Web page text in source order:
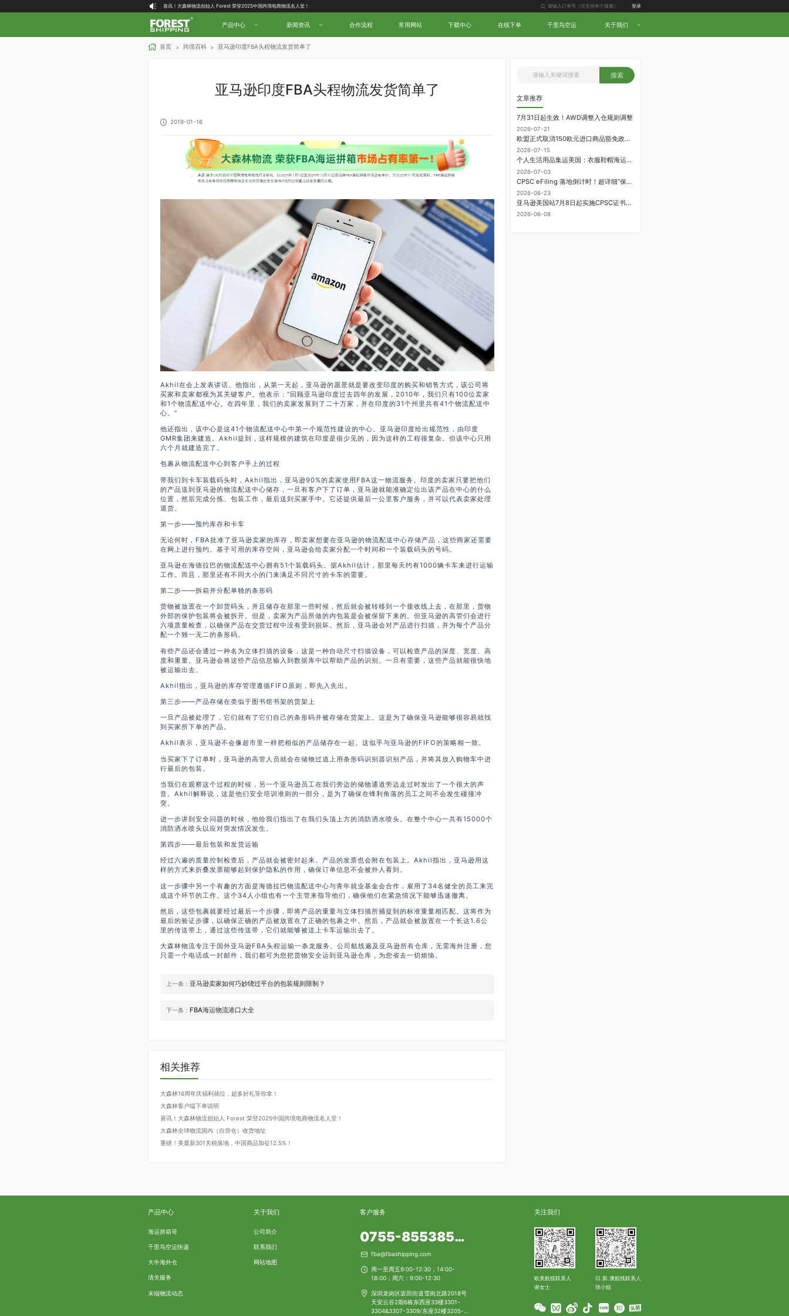
喜讯！大森林物流创始人 Forest 荣登2025中国跨境电商物流名人堂！
大森林全球物流国内（自营仓）收货地址
大森林16周年庆福利就位，超多好礼等你拿！
登录
产品中心 新闻资讯 合作流程 常用网站 下载中心 在线下单 千里鸟空运 关于我们
首页 > 跨境百科 > 亚马逊印度FBA头程物流发货简单了
亚马逊印度FBA头程物流发货简单了
2019-01-16
Akhil在会上发表讲话。他指出，从第一天起，亚马逊的愿景就是要改变印度的购买和销售方式，该公司将
买家和卖家都视为其关键客户。他表示：“回顾亚马逊印度过去四年的发展，2010年，我们只有100位卖家
和1个物流配送中心。在四年里，我们的卖家发展到了二十万家，并在印度的31个州里共有41个物流配送中
心。”
他还指出，该中心是这41个物流配送中心中第一个规范性建设的中心。亚马逊印度给出规范性，由印度
GMR集团来建造。Akhil提到，这样规模的建筑在印度是很少见的，因为这样的工程很复杂。但该中心只用
六个月就建造完了。
包裹从物流配送中心到客户手上的过程
带我们到卡车装载码头时，Akhil指出，亚马逊90%的卖家使用FBA这一物流服务。印度的卖家只要把他们
的产品送到亚马逊的物流配送中心储存，一旦有客户下了订单，亚马逊就能准确定位出该产品在中心的什么
位置，然后完成分拣、包装工作，最后送到买家手中。它还提供最后一公里客户服务，并可以代表卖家处理
退货。
第一步——预约库存和卡车
无论何时，FBA批准了亚马逊卖家的库存，即卖家想要在亚马逊的物流配送中心存储产品，这些商家还需要
在网上进行预约。基于可用的库存空间，亚马逊会给卖家分配一个时间和一个装载码头的号码。
亚马逊在海德拉巴的物流配送中心拥有51个装载码头。据Akhil估计，那里每天约有1000辆卡车来进行运输
工作。而且，那里还有不同大小的门来满足不同尺寸的卡车的需要。
第二步——拆箱并分配单独的条形码
货物被放置在一个卸货码头，并且储存在那里一些时候，然后就会被转移到一个接收线上去，在那里，货物
外部的保护包装将会被拆开。但是，卖家为产品所做的内包装是会被保留下来的。但亚马逊的高管们会进行
六项质量检查，以确保产品在交货过程中没有受到损坏。然后，亚马逊会对产品进行扫描，并为每个产品分
配一个独一无二的条形码。
有些产品还会通过一种名为立体扫描的设备，这是一种自动尺寸扫描设备，可以检查产品的深度、宽度、高
度和重量。亚马逊会将这些产品信息输入到数据库中以帮助产品的识别。一旦有需要，这些产品就能很快地
被运输出去。
Akhil指出，亚马逊的库存管理遵循FIFO原则，即先入先出。
第三步——产品存储在类似于图书馆书架的货架上
一旦产品被处理了，它们就有了它们自己的条形码并被存储在货架上。这是为了确保亚马逊能够很容易就找
到买家所下单的产品。
Akhil表示，亚马逊不会像超市里一样把相似的产品储存在一起。这似乎与亚马逊的FIFO的策略相一致。
当买家下了订单时，亚马逊的高管人员就会在储物过道上用条形码识别器识别产品，并将其放入购物车中进
行最后的包装。
当我们在观察这个过程的时候，另一个亚马逊员工在我们旁边的储物通道旁边走过时发出了一个很大的声
音。Akhil解释说，这是他们安全培训准则的一部分，是为了确保在锋利角落的员工之间不会发生碰撞冲
突。
进一步讲到安全问题的时候，他给我们指出了在我们头顶上方的消防洒水喷头。在整个中心一共有15000个
消防洒水喷头以应对突发情况发生。
第四步——最后包装和发货运输
经过六遍的质量控制检查后，产品就会被密封起来。产品的发票也会附在包装上。Akhil指出，亚马逊用这
样的方式来折叠发票能够起到保护隐私的作用，确保订单信息不会被外人看到。
这一步骤中另一个有趣的方面是海德拉巴物流配送中心与青年就业基金会合作，雇用了34名健全的员工来完
成这个环节的工作。这个34人小组也有一个主管来指导他们，确保他们在紧急情况下能够迅速撤离。
然后，这些包裹就要经过最后一个步骤，即将产品的重量与立体扫描所捕捉到的标准重量相匹配。这将作为
最后的验证步骤，以确保正确的产品被放置在了正确的包裹之中。然后，产品就会被放置在一个长达1.6公
里的传送带上，通过这些传送带，它们就能够被送上卡车运输出去了。
大森林物流专注于国外亚马逊FBA头程运输一条龙服务。公司航线遍及亚马逊所有仓库，无需海外注册，您
只需一个电话或一封邮件，我们都可为您把货物安全运到亚马逊仓库，为您省去一切烦恼。
上一条： 亚马逊卖家如何巧妙绕过平台的包装规则限制？
下一条： FBA海运物流港口大全
相关推荐
大森林16周年庆福利就位，超多好礼等你拿！
大森林客户端下单说明
喜讯！大森林物流创始人 Forest 荣登2025中国跨境电商物流名人堂！
大森林全球物流国内（自营仓）收货地址
重磅！美最新301关税落地，中国商品加征12.5%！
搜索
文章推荐
7月31日起生效！AWD调整入仓规则调整
2026-07-21
欧盟正式取消150欧元进口商品豁免政策，每件加征3欧元进口关税
2026-07-15
个人生活用品集运美国：衣服鞋帽海运计费方式
2026-07-03
CPSC eFiling 落地倒计时！超详细“保姆级”实操指南来了！
2026-06-23
亚马逊美国站7月8日起实施CPSC证书电子申报要求，FBA受管制商品需提前申报
2026-06-08
产品中心
海运拼箱哥
千里鸟空运快递
大牛海外仓
清关服务
末端物流动态
关于我们
公司简介
联系我们
网站地图
客户服务
0755-85538553
fba@fbashipping.com
周一至周五9:00-12:30，14:00-
18:00；周六：9:00-12:30
深圳龙岗区坂田街道雪岗北路2018号
天安云谷2期6栋东西座33楼3301-
3304&3307-3309/东座32楼3205-
关注我们
欧美航线联系人
谢女士
日.新.澳航线联系人
张小姐